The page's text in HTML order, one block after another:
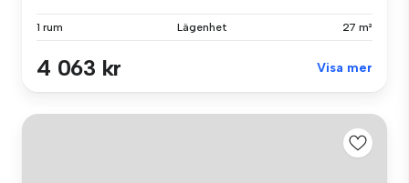
1 rum Lägenhet 27 m²
4 063 kr Visa mer